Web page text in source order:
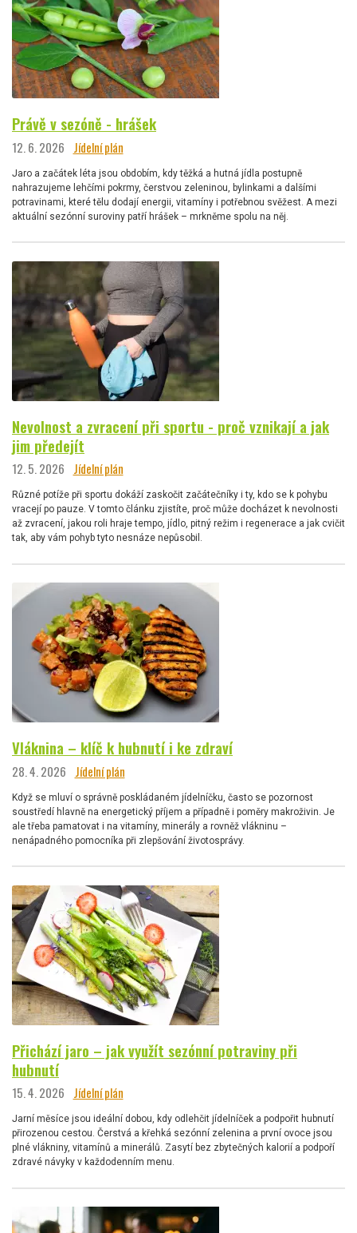
Právě v sezóně - hrášek
12. 6. 2026 Jídelní plán
Jaro a začátek léta jsou obdobím, kdy těžká a hutná jídla postupně
nahrazujeme lehčími pokrmy, čerstvou zeleninou, bylinkami a dalšími
potravinami, které tělu dodají energii, vitamíny i potřebnou svěžest. A mezi
aktuální sezónní suroviny patří hrášek – mrkněme spolu na něj.
Nevolnost a zvracení při sportu - proč vznikají a jak
jim předejít
12. 5. 2026 Jídelní plán
Různé potíže při sportu dokáží zaskočit začátečníky i ty, kdo se k pohybu
vracejí po pauze. V tomto článku zjistíte, proč může docházet k nevolnosti
až zvracení, jakou roli hraje tempo, jídlo, pitný režim i regenerace a jak cvičit
tak, aby vám pohyb tyto nesnáze nepůsobil.
Vláknina – klíč k hubnutí i ke zdraví
28. 4. 2026 Jídelní plán
Když se mluví o správně poskládaném jídelníčku, často se pozornost
soustředí hlavně na energetický příjem a případně i poměry makroživin. Je
ale třeba pamatovat i na vitamíny, minerály a rovněž vlákninu –
nenápadného pomocníka při zlepšování životosprávy.
Přichází jaro – jak využít sezónní potraviny při
hubnutí
15. 4. 2026 Jídelní plán
Jarní měsíce jsou ideální dobou, kdy odlehčit jídelníček a podpořit hubnutí
přirozenou cestou. Čerstvá a křehká sezónní zelenina a první ovoce jsou
plné vlákniny, vitamínů a minerálů. Zasytí bez zbytečných kalorií a podpoří
zdravé návyky v každodenním menu.